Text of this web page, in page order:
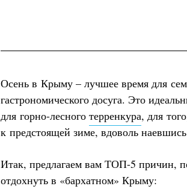
Осень в Крыму – лучшее время для
гастрономического досуга. Это
для горно-лесного терренкура, для
к предстоящей зиме, вдоволь
Итак, предлагаем вам ТОП-5 причин,
отдохнуть в «бархатном» Крыму: